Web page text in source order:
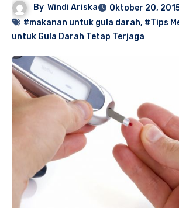
By Windi Ariska
Oktober 20,
#makanan untuk gula darah, #Tips
untuk Gula Darah Tetap Terjaga